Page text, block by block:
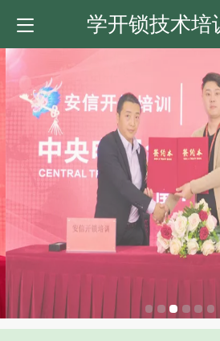
学开锁技术培